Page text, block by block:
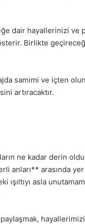
dair hayallerinizi ve
Birlikte
samimi ve içten
artıracaktır.
ne kadar derin
anları** arasında yer
ışıltıyı asla